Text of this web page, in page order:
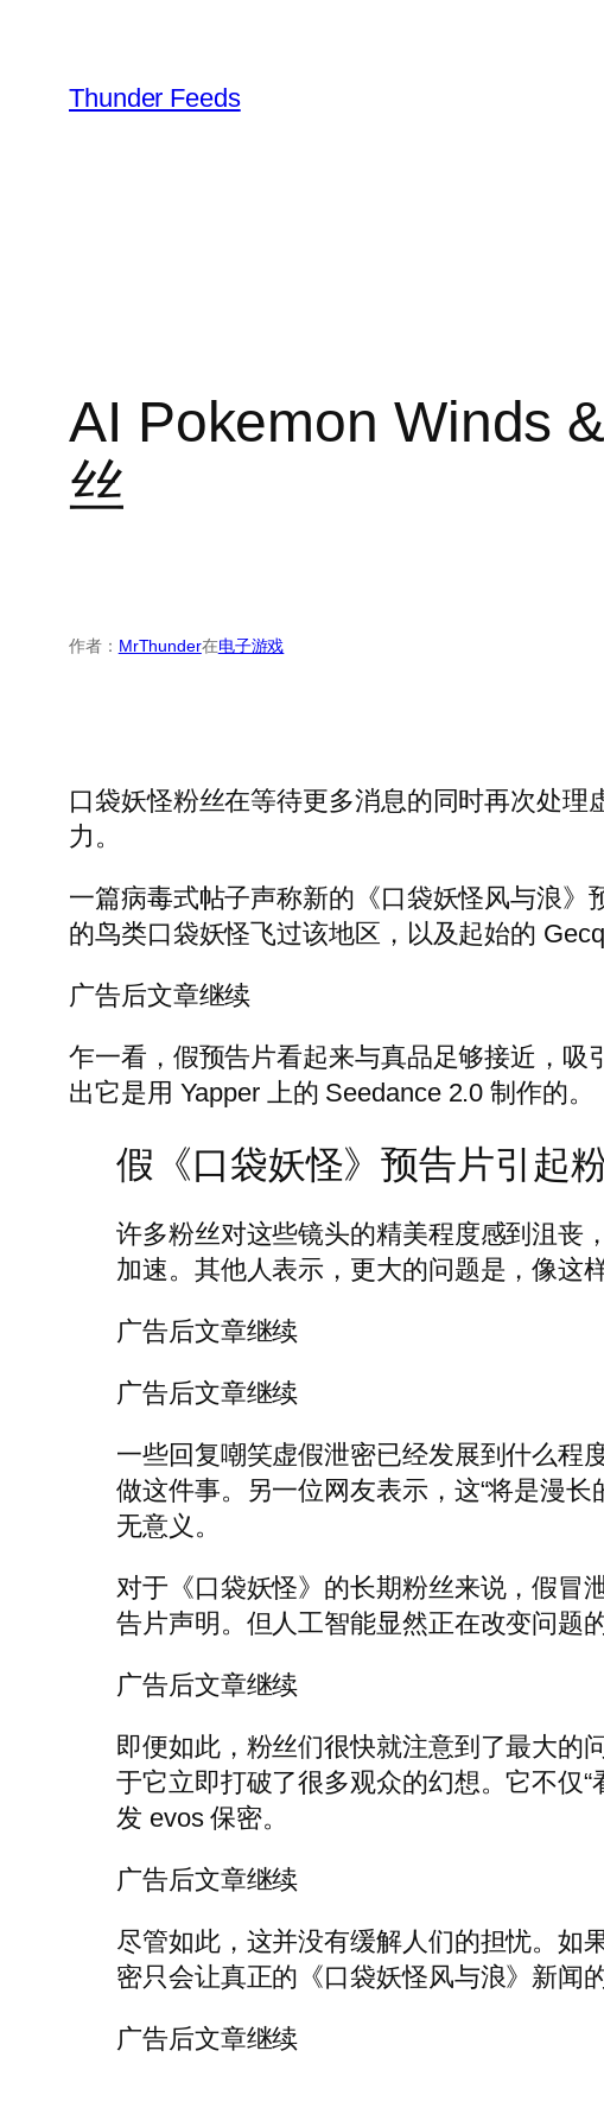
Thunder Feeds
AI Pokemon Winds
丝
作者： MrThunder在电子游戏
口袋妖怪粉丝在等待更多消息的同时再次处
力。
一篇病毒式帖子声称新的《口袋妖怪风与浪》
的鸟类口袋妖怪飞过该地区，以及起始的
广告后文章继续
乍一看，假预告片看起来与真品足够接近，
出它是用 Yapper 上的 Seedance 2.0 制作的。
假《口袋妖怪》预告片引起
许多粉丝对这些镜头的精美程度感到沮丧
加速。其他人表示，更大的问题是，像这
广告后文章继续
广告后文章继续
一些回复嘲笑虚假泄密已经发展到什么程
做这件事。另一位网友表示，这“将是漫
无意义。
对于《口袋妖怪》的长期粉丝来说，假冒
告片声明。但人工智能显然正在改变问题
广告后文章继续
即便如此，粉丝们很快就注意到了最大的
于它立即打破了很多观众的幻想。它不仅
发 evos 保密。
广告后文章继续
尽管如此，这并没有缓解人们的担忧。如
密只会让真正的《口袋妖怪风与浪》新闻
广告后文章继续